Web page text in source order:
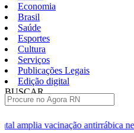
Economia
Brasil
Saúde
Esportes
Cultura
Serviços
Publicações Legais
Edição digital
BUSCAR
antirrábica neste sábado